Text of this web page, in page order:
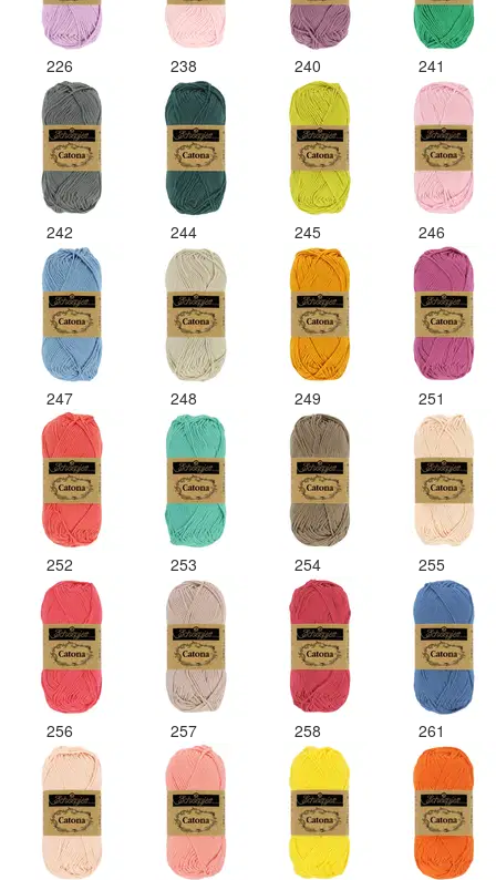
226 238 240 241
242 244 245 246
247 248 249 251
252 253 254 255
256 257 258 261